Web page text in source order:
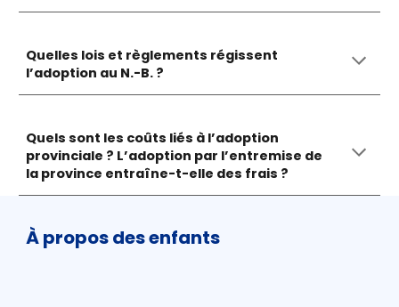
Quelles lois et règlements régissent
l’adoption au N.-B. ?
Quels sont les coûts liés à l’adoption
provinciale ? L’adoption par l’entremise de
la province entraîne-t-elle des frais ?
À propos des enfants